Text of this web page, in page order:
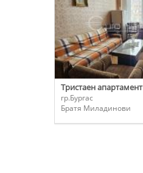
Тристаен апартамент
гр.Бургас
Братя Миладинови